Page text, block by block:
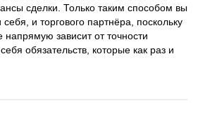
сделки. Только таким способом вы
и торгового партнёра, поскольку
напрямую зависит от точности
обязательств, которые как раз и